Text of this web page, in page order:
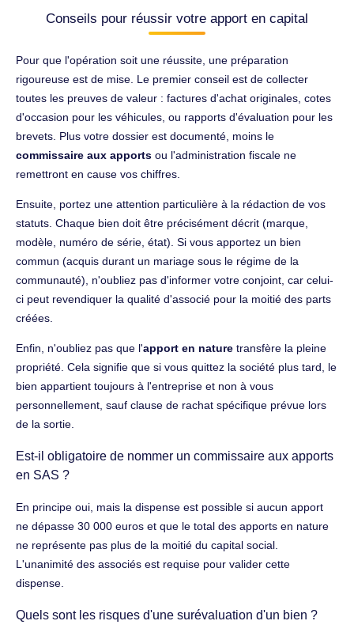
Conseils pour réussir votre apport en capital
Pour que l'opération soit une réussite, une préparation
rigoureuse est de mise. Le premier conseil est de collecter
toutes les preuves de valeur : factures d'achat originales, cotes
d'occasion pour les véhicules, ou rapports d'évaluation pour les
brevets. Plus votre dossier est documenté, moins le
commissaire aux apports ou l'administration fiscale ne
remettront en cause vos chiffres.
Ensuite, portez une attention particulière à la rédaction de vos
statuts. Chaque bien doit être précisément décrit (marque,
modèle, numéro de série, état). Si vous apportez un bien
commun (acquis durant un mariage sous le régime de la
communauté), n'oubliez pas d'informer votre conjoint, car celui-
ci peut revendiquer la qualité d'associé pour la moitié des parts
créées.
Enfin, n'oubliez pas que l'apport en nature transfère la pleine
propriété. Cela signifie que si vous quittez la société plus tard, le
bien appartient toujours à l'entreprise et non à vous
personnellement, sauf clause de rachat spécifique prévue lors
de la sortie.
Est-il obligatoire de nommer un commissaire aux apports
en SAS ?
En principe oui, mais la dispense est possible si aucun apport
ne dépasse 30 000 euros et que le total des apports en nature
ne représente pas plus de la moitié du capital social.
L'unanimité des associés est requise pour valider cette
dispense.
Quels sont les risques d'une surévaluation d'un bien ?